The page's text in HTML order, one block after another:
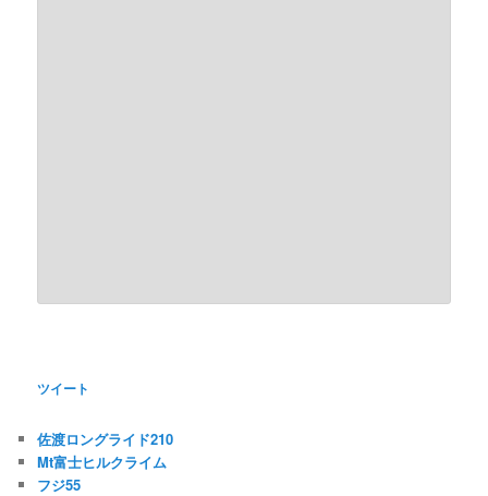
ツイート
佐渡ロングライド210
Mt富士ヒルクライム
フジ55